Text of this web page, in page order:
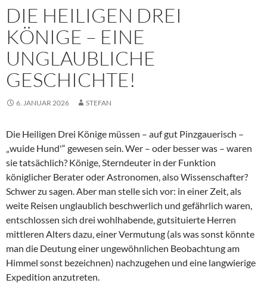
DIE HEILIGEN DREI
KÖNIGE – EINE
UNGLAUBLICHE
GESCHICHTE!
6. JANUAR 2026 STEFAN
Die Heiligen Drei Könige müssen – auf gut Pinzgauerisch –
„wuide Hund'“ gewesen sein. Wer – oder besser was – waren
sie tatsächlich? Könige, Sterndeuter in der Funktion
königlicher Berater oder Astronomen, also Wissenschafter?
Schwer zu sagen. Aber man stelle sich vor: in einer Zeit, als
weite Reisen unglaublich beschwerlich und gefährlich waren,
entschlossen sich drei wohlhabende, gutsituierte Herren
mittleren Alters dazu, einer Vermutung (als was sonst könnte
man die Deutung einer ungewöhnlichen Beobachtung am
Himmel sonst bezeichnen) nachzugehen und eine langwierige
Expedition anzutreten.